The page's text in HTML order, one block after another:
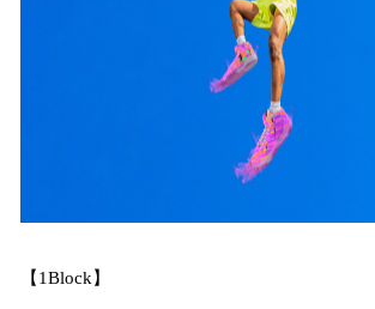
【1Block】